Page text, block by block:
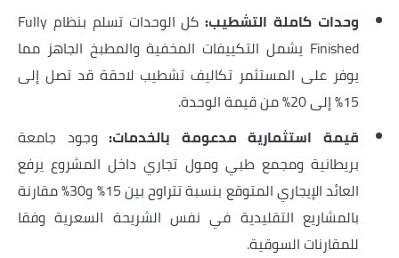
وحدات كاملة التشطيب:
كل الوحدات تسلم بنظام Fully
Finished يشمل التكييفات المخفية والمطبخ الجاهز مما
يوفر على المستثمر تكاليف تشطيب لاحقة قد تصل إلى
15% إلى 20% من قيمة الوحدة.
قيمة استثمارية مدعومة بالخدمات: وجود جامعة
بريطانية ومجمع طبي ومول تجاري داخل المشروع يرفع
العائد الإيجاري المتوقع بنسبة تتراوح بين 15% و30% مقارنة
بالمشاريع التقليدية في نفس الشريحة السعرية وفقا
للمقارنات السوقية.